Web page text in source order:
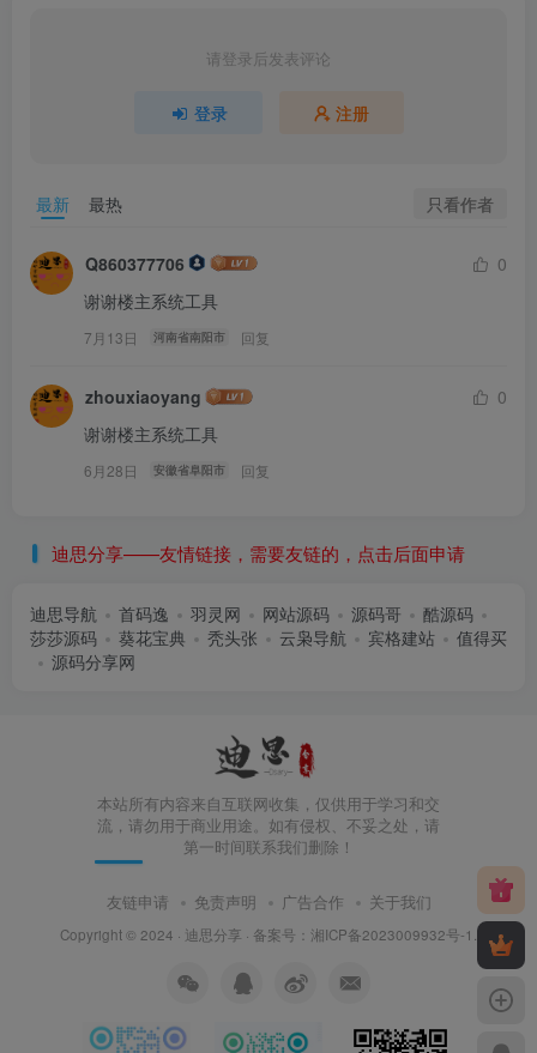
请登录后发表评论
登录 注册
最新 最热 只看作者
Q860377706
0
谢谢楼主系统工具
7月13日 河南省南阳市 回复
zhouxiaoyang
0
谢谢楼主系统工具
6月28日 安徽省阜阳市 回复
迪思分享——友情链接，需要友链的，点击后面申请
迪思导航 首码逸 羽灵网 网站源码 源码哥
酷源码
莎莎源码
葵花宝典 秃头张 云枭导航 宾格建站
值得买
源码分享网
本站所有内容来自互联网收集，仅供用于学习和交
流，请勿用于商业用途。如有侵权、不妥之处，请
第一时间联系我们删除！
友链申请 免责声明 广告合作 关于我们
Copyright © 2024 · 迪思分享 · 备案号： 湘ICP备2023009932号-1 .